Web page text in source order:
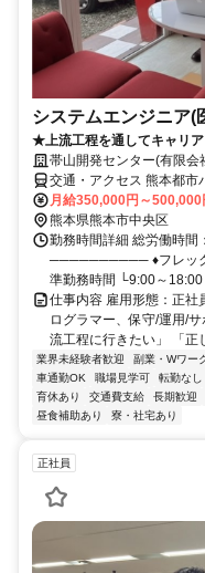
システムエンジニア(
★上流工程を通してキャリ
帯山開発センター(有限会
交通・アクセス 熊本都市
月給350,000円～500,000
熊本県熊本市中央区
勤務時間詳細 総労働時間
────────── ♦フレック
準勤務時間 └9:00～
仕事内容 雇用形態：正社
ログラマー、保守/運用/
流工程に行きたい」 「正
業界未経験者歓迎 副業・Wワー
車通勤OK
職場見学可 転勤なし
育休あり
交通費支給 長期歓迎
昼食補助あり
寮・社宅あり
正社員